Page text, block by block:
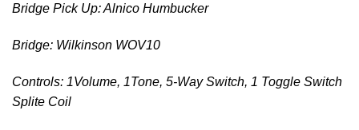
Bridge Pick Up: Alnico Humbucker
Bridge: Wilkinson WOV10
Controls: 1Volume, 1Tone, 5-Way Switch, 1 Toggle Switch
Splite Coil